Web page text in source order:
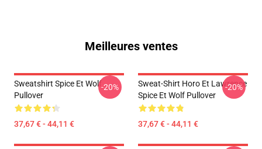
Meilleures ventes
Sweatshirt Spice Et Wolf
Pullover
37,67 € - 44,11 €
-20%
Sweat-Shirt Horo Et Lawrence
Spice Et Wolf Pullover
37,67 € - 44,11 €
-20%